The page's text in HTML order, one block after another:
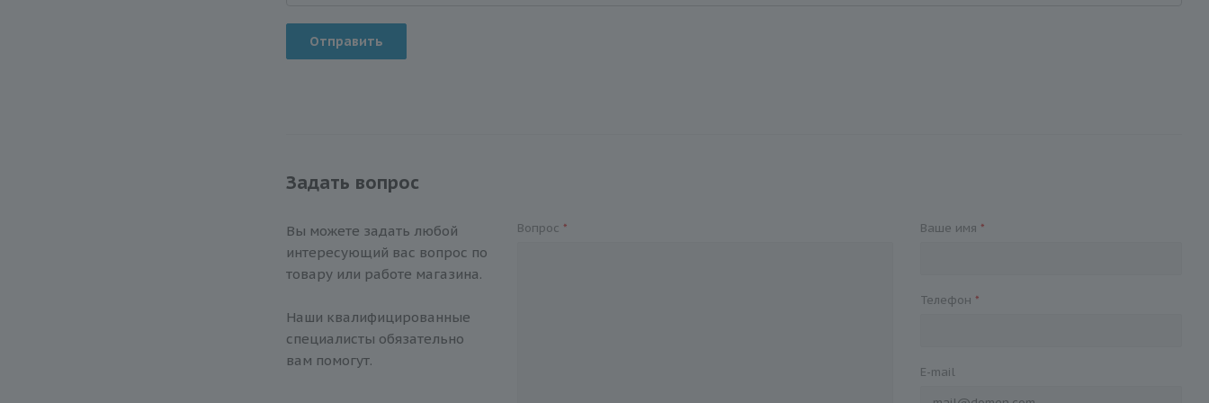
Отправить
Задать вопрос
Вы можете задать любой
интересующий вас вопрос по
товару или работе магазина.
Наши квалифицированные
специалисты обязательно
вам помогут.
Вопрос * Ваше имя*
Телефон*
E-mail